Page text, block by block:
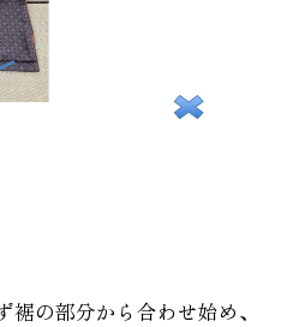
の部分から合わせ始め、